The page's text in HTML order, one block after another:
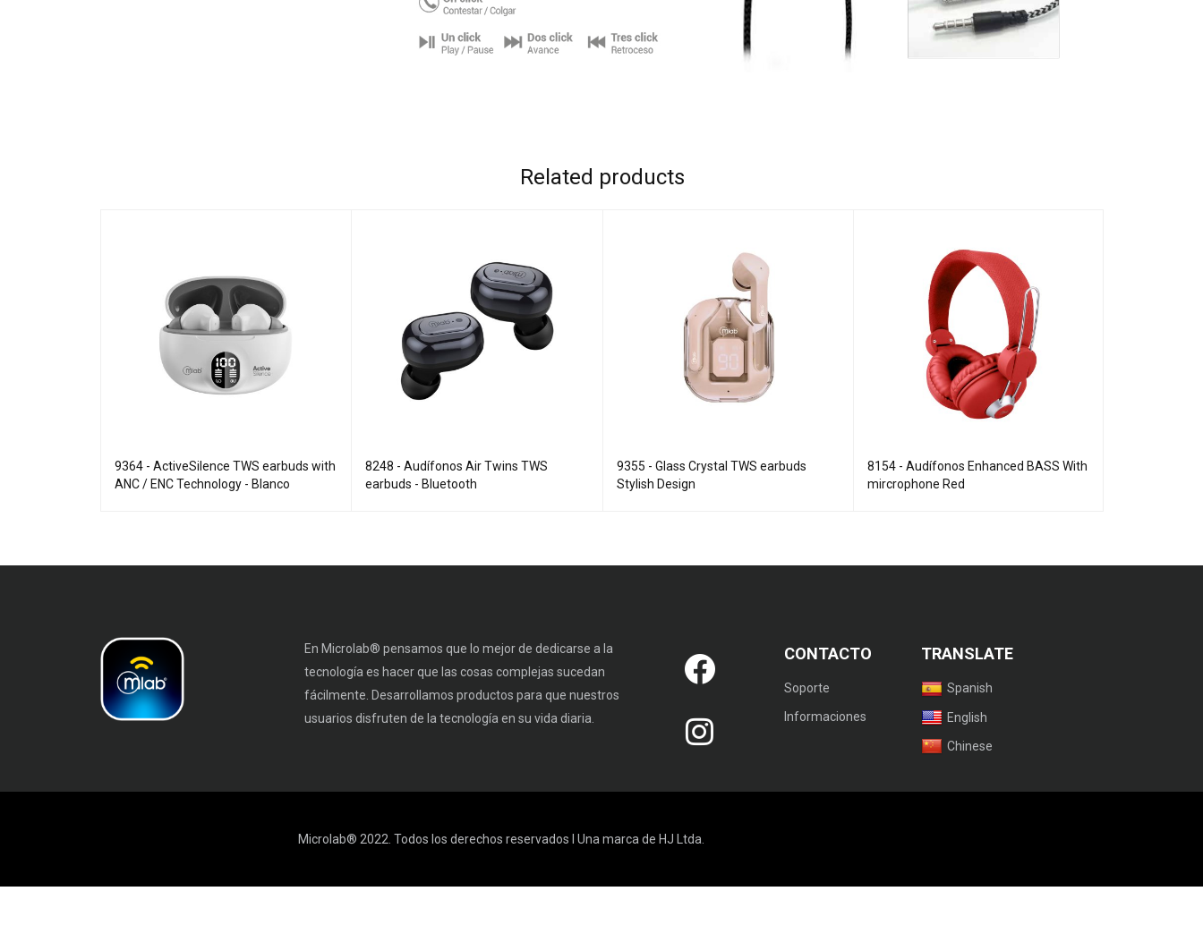
Related products
9364 - ActiveSilence TWS earbuds with
ANC / ENC Technology - Blanco
8248 - Audífonos Air Twins TWS
earbuds - Bluetooth
9355 - Glass Crystal TWS earbuds
Stylish Design
8154 - Audífonos Enhanced BASS With
mircrophone Red
En Microlab® pensamos que lo mejor de dedicarse a la
tecnología es hacer que las cosas complejas sucedan
fácilmente. Desarrollamos productos para que nuestros
usuarios disfruten de la tecnología en su vida diaria.
CONTACTO
Soporte
Informaciones
TRANSLATE
Spanish
English
Chinese
Microlab® 2022. Todos los derechos reservados I Una marca de HJ Ltda.